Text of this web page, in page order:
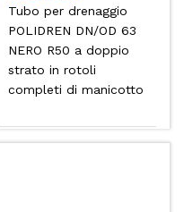
Tubo per drenaggio
POLIDREN DN/OD 63
NERO R50 a doppio
strato in rotoli
completi di manicotto